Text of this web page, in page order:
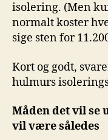
isolering. (Men
normalt koster
sige sten for
Kort og godt,
hulmurs
Måden det vil se
vil være således